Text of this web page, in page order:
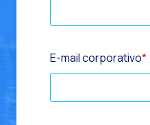
E-mail corporativo*